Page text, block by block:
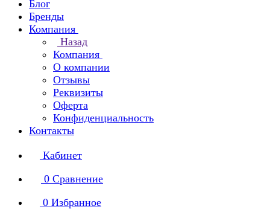
Блог
Бренды
Компания
Назад
Компания
О компании
Отзывы
Реквизиты
Оферта
Конфиденциальность
Контакты
Кабинет
0 Сравнение
0 Избранное